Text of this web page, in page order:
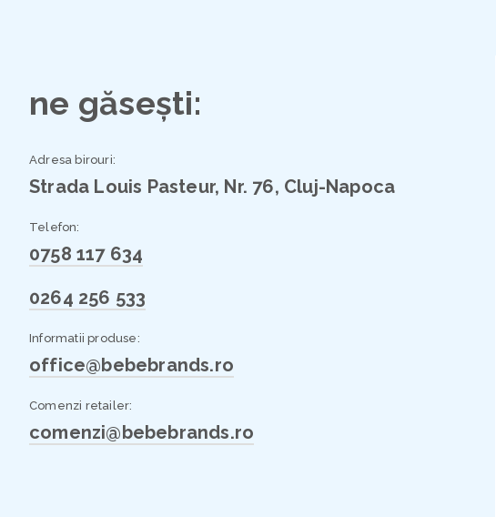
ne găsești:
Adresa birouri:
Strada Louis Pasteur, Nr. 76, Cluj-Napoca
Telefon:
0758 117 634
0264 256 533
Informatii produse:
office@bebebrands.ro
Comenzi retailer:
comenzi@bebebrands.ro